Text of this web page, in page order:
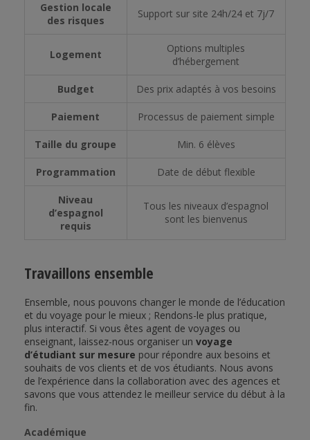
Gestion locale
des risques
Support sur site 24h/24 et 7j/7
Logement
Options multiples
d’hébergement
Budget Des prix adaptés à vos besoins
Paiement Processus de paiement simple
Taille du groupe Min. 6 élèves
Programmation Date de début flexible
Niveau
d’espagnol
requis
Tous les niveaux d’espagnol
sont les bienvenus
Travaillons ensemble
Ensemble, nous pouvons changer le monde de l’éducation
et du voyage pour le mieux ; Rendons-le plus pratique,
plus interactif. Si vous êtes agent de voyages ou
enseignant, laissez-nous organiser un voyage
d’étudiant sur mesure pour répondre aux besoins et
souhaits de vos clients et de vos étudiants. Nous avons
de l’expérience dans la collaboration avec des agences et
savons que vous attendez le meilleur service du début à la
fin.
Académique